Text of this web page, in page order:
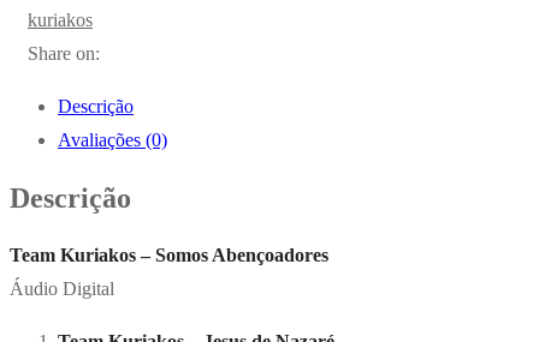
kuriakos
Share on:
Descrição
Avaliações (0)
Descrição
Team Kuriakos – Somos Abençoadores
Áudio Digital